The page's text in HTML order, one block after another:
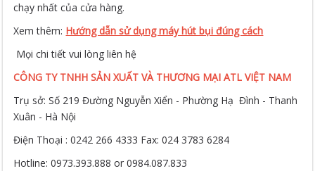
chạy nhất của cửa hàng.
Xem thêm: Hướng dẫn sử dụng máy hút bụi đúng cách
Mọi chi tiết vui lòng liên hệ
CÔNG TY TNHH SẢN XUẤT VÀ THƯƠNG MẠI ATL VIỆT NAM
Trụ sở: Số 219 Đường Nguyễn Xiển - Phường Hạ Đình - Thanh
Xuân - Hà Nội
Điện Thoại : 0242 266 4333 Fax: 024 3783 6284
Hotline: 0973.393.888 or 0984.087.833